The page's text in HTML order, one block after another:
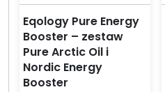
Eqology Pure Energy
Booster – zestaw
Pure Arctic Oil i
Nordic Energy
Booster